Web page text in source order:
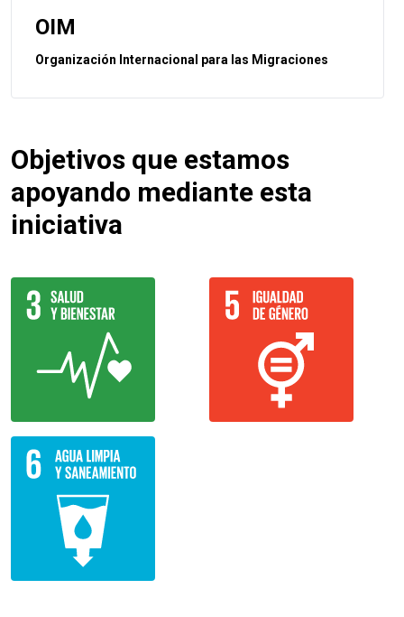
OIM
Organización Internacional para las Migraciones
Objetivos que estamos
apoyando mediante esta
iniciativa